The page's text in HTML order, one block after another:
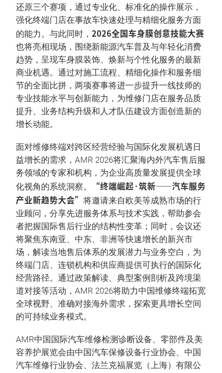
还原三个赛项，通过专业化、标准化的操作展示，
强化终端门店在事故车快速处理与精细化服务方面
的能力。与此同时， 2026全国车身膜创意技能大赛
也将亮相现场，围绕新能源汽车普及与年轻化消费
趋势，呈现车身膜装饰、焕新与个性化服务的最新
商业机遇。通过对施工流程、精细化操作和服务细
节的全面比拼，两项赛事将进一步提升一线技师的
专业技能水平与创新能力，为维修门店在服务品质
提升、业务结构升级和人才队伍建设方面创造新的
增长动能。
面对维修终端对跨区经营经验与国际化发展机遇日
益增长的需求，AMR 2026将汇聚海内外汽车售后服
务领域的专家和机构，为企业高质量发展提供全球
化视角的系统洞察。
“终端崛起·筑新——汽车服务
产业新趋势大会” 将邀请来自欧美等成熟市场的行
业顾问，分享先进服务体系与技术实践，帮助参会
者把握国际售后行业的结构性变革；同时，会议还
将聚焦东南亚、中东、非洲等快速增长的新兴市
场，解读当地售后体系的发展潜力与业务空白，为
终端门店、连锁机构和供应商提供可执行的国际化
经营路径。通过政策解读、典型案例剖析及跨境渠
道对接等活动，AMR 2026将助力中国维修终端拓宽
全球视野、准确对接海外需求，探索更具增长空间
的可持续业务模式。
AMR中国国际汽车维修检测诊断设备、零部件及美
容养护展览会由中国汽车保修设备行业协会、中国
汽车维修行业协会、法兰克福展览（上海）有限公